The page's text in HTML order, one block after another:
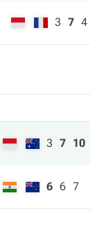
3 7 4
3 7 10
6 6 7